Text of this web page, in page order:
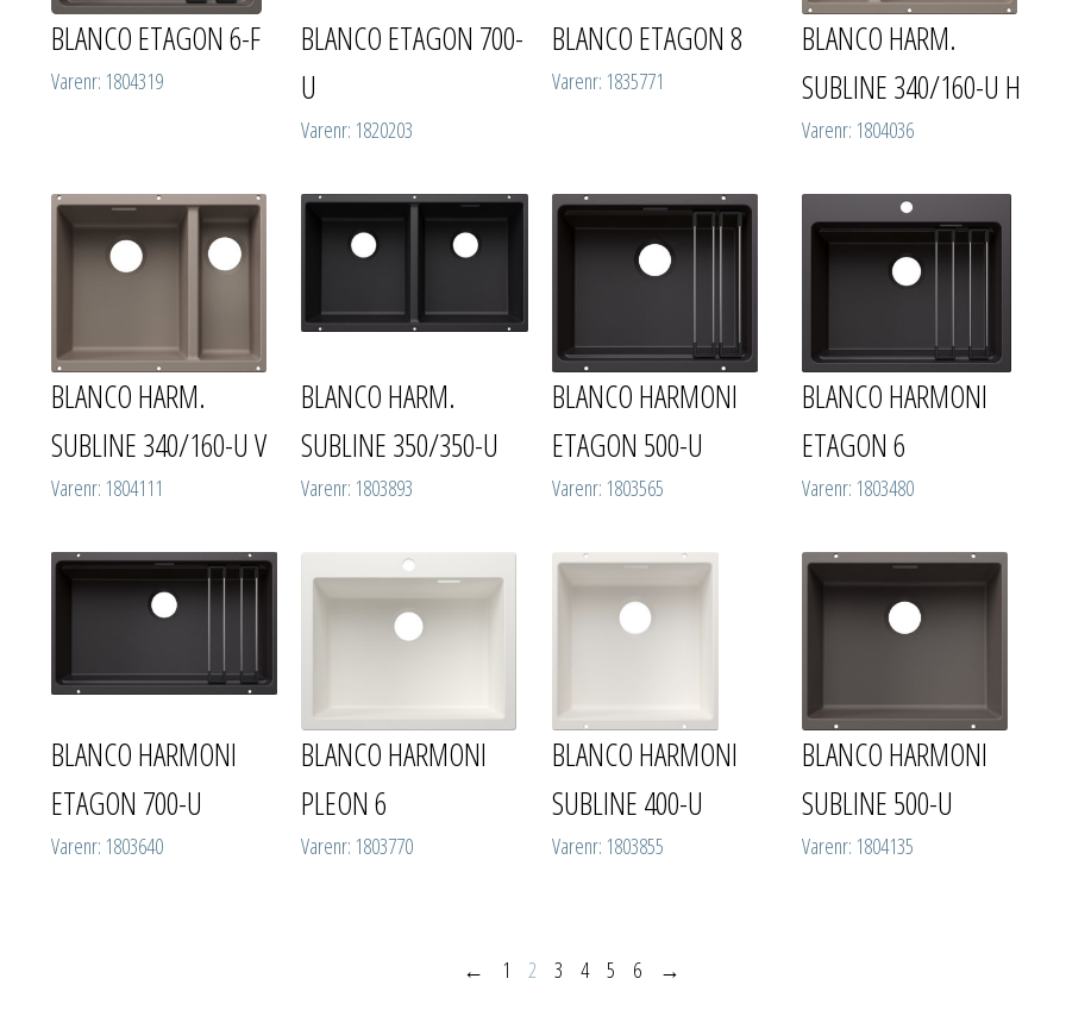
BLANCO ETAGON 6-F
Varenr: 1804319
BLANCO ETAGON 700-
U
Varenr: 1820203
BLANCO ETAGON 8
Varenr: 1835771
BLANCO HARM.
SUBLINE 340/160-U H
Varenr: 1804036
BLANCO HARM.
SUBLINE 340/160-U V
Varenr: 1804111
BLANCO HARM.
SUBLINE 350/350-U
Varenr: 1803893
BLANCO HARMONI
ETAGON 500-U
Varenr: 1803565
BLANCO HARMONI
ETAGON 6
Varenr: 1803480
BLANCO HARMONI
ETAGON 700-U
Varenr: 1803640
BLANCO HARMONI
PLEON 6
Varenr: 1803770
BLANCO HARMONI
SUBLINE 400-U
Varenr: 1803855
BLANCO HARMONI
SUBLINE 500-U
Varenr: 1804135
← 1 2 3 4 5 6 →